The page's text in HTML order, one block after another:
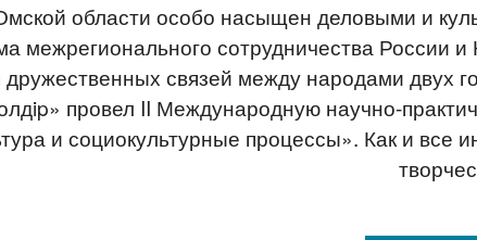
области особо насыщен деловыми и
межрегионального сотрудничества России
дружественных связей между народами двух
провел II Международную научно-
и социокультурные процессы». Как и